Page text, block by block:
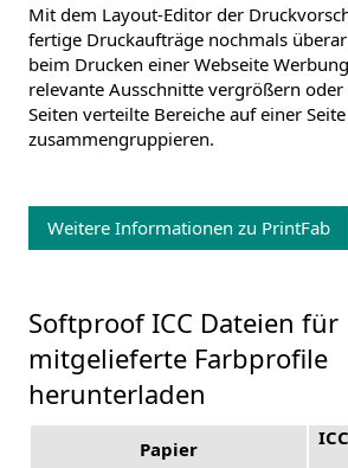
Mit dem Layout-Editor der
fertige Druckaufträge nochmals
beim Drucken einer Webseite
relevante Ausschnitte vergrößern
Seiten verteilte Bereiche auf einer Seite
zusammengruppieren.
Weitere Informationen zu PrintFab
Softproof ICC Dateien für
mitgelieferte Farbprofile
herunterladen
Papier